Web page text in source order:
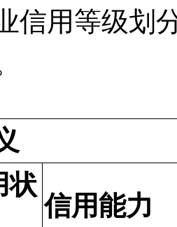
信用等级划
状
信用能力